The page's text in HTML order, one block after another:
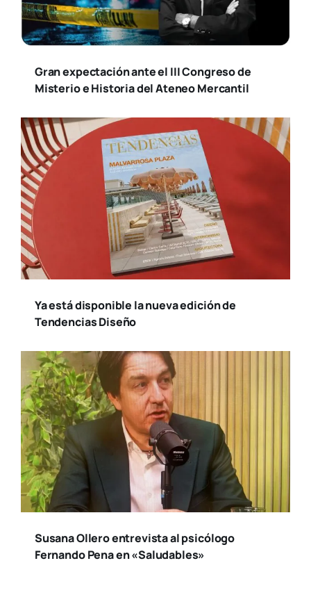
Gran expectación ante el III Congreso de
Misterio e Historia del Ateneo Mercantil
Ya está disponible la nueva edición de
Tendencias Diseño
Susana Ollero entrevista al psicólogo
Fernando Pena en «Saludables»